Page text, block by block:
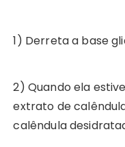
1) Derreta a base
2) Quando ela
extrato de
calêndula